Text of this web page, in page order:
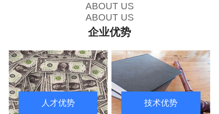
ABOUT US
ABOUT US
企业优势
人才优势 技术优势